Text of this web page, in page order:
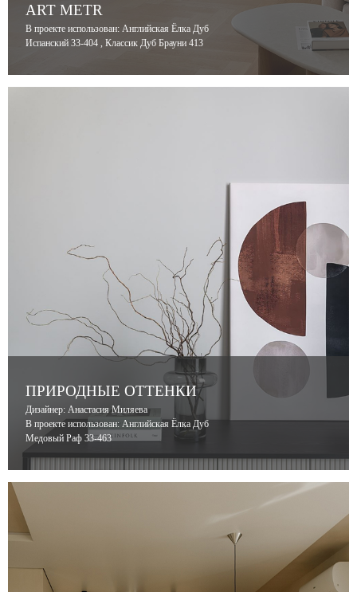
ART METR
В проекте использован: Английская Ёлка Дуб
Испанский 33-404 , Классик Дуб Брауни 413
ПРИРОДНЫЕ ОТТЕНКИ
Дизайнер: Анастасия Миляева
В проекте использован: Английская Ёлка Дуб
Медовый Раф 33-463